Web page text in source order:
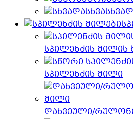
სპილენძის მილის
სპილენძის მილი
დახვეული/